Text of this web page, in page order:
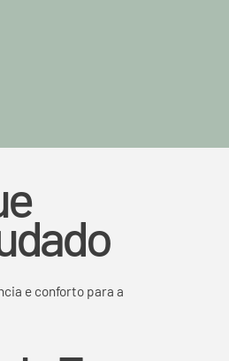
e conforto para a